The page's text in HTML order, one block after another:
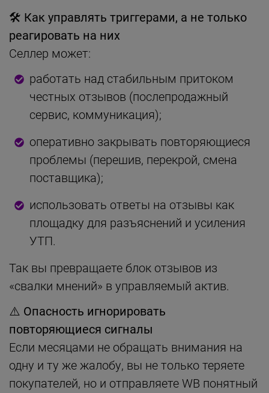
🛠 Как управлять триггерами, а не только
реагировать на них
Селлер может:
работать над стабильным притоком
честных отзывов (послепродажный
сервис, коммуникация);
оперативно закрывать повторяющиеся
проблемы (перешив, перекрой, смена
поставщика);
использовать ответы на отзывы как
площадку для разъяснений и усиления
УТП.
Так вы превращаете блок отзывов из
«свалки мнений» в управляемый актив.
⚠️ Опасность игнорировать
повторяющиеся сигналы
Если месяцами не обращать внимания на
одну и ту же жалобу, вы не только теряете
покупателей, но и отправляете WB понятный